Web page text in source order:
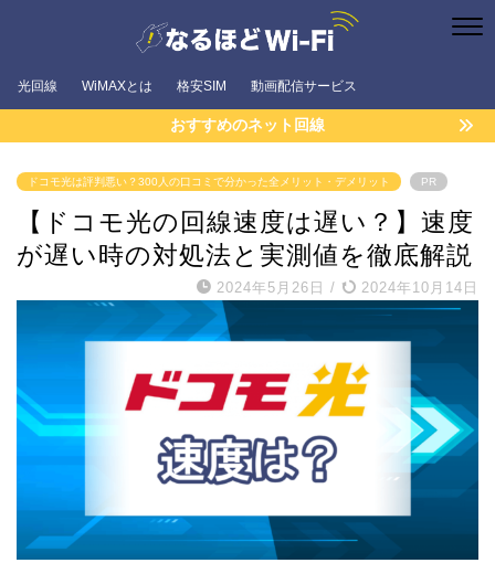
光回線 WiMAXとは 格安SIM 動画配信サービス
おすすめのネット回線
ドコモ光は評判悪い？300人の口コミで分かった全メリット・デメリット PR
【ドコモ光の回線速度は遅い？】速度
が遅い時の対処法と実測値を徹底解説
2024年5月26日 / 2024年10月14日